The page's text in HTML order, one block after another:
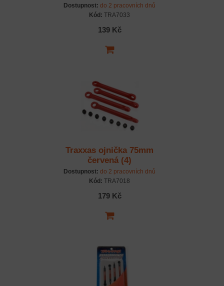
Dostupnost: do 2 pracovních dnů
Kód: TRA7033
139 Kč
Traxxas ojnička 75mm
červená (4)
Dostupnost: do 2 pracovních dnů
Kód: TRA7018
179 Kč